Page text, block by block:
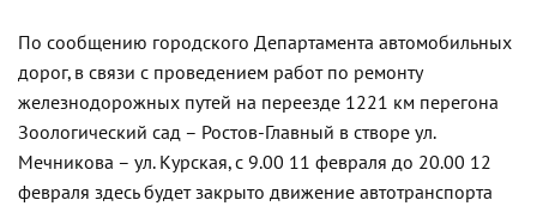
По сообщению городского Департамента автомобильных
дорог, в связи с проведением работ по ремонту
железнодорожных путей на переезде 1221 км перегона
Зоологический сад – Ростов-Главный в створе ул.
Мечникова – ул. Курская, с 9.00 11 февраля до 20.00 12
февраля здесь будет закрыто движение автотранспорта